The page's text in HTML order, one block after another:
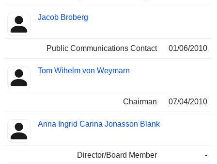
Jacob Broberg
Public Communications Contact 01/06/2010
Tom Wihelm von Weymarn
Chairman 07/04/2010
Anna Ingrid Carina Jonasson Blank
Director/Board Member
-